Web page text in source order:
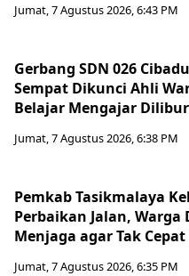
Jumat, 7 Agustus 2026, 6:43 PM
Gerbang SDN 026
Sempat Dikunci Ahli
Belajar Mengajar
Jumat, 7 Agustus 2026, 6:38 PM
Pemkab Tasikmalaya
Perbaikan Jalan,
Menjaga agar Tak
Jumat, 7 Agustus 2026, 6:35 PM